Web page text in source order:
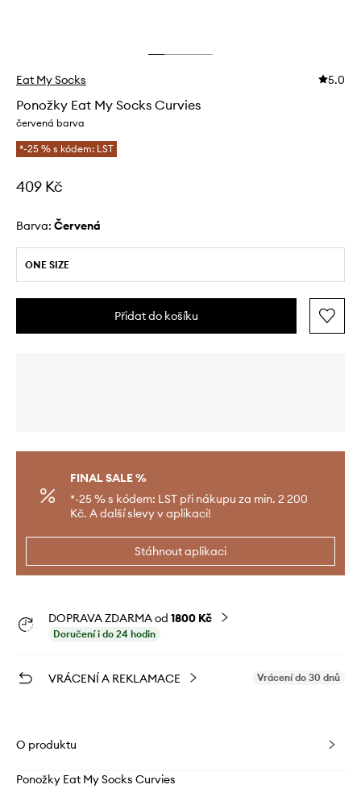
Eat My Socks 5.0
Ponožky Eat My Socks Curvies
červená barva
*-25 % s kódem: LST
409 Kč
Barva: červená
ONE SIZE
Přidat do košíku
FINAL SALE %
*-25 % s kódem: LST při nákupu za min. 2 200
Kč. A další slevy v aplikaci!
Stáhnout aplikaci
DOPRAVA ZDARMA od 1800 Kč
Doručení i do 24 hodin
VRÁCENÍ A REKLAMACE Vrácení do 30 dnů
O produktu
Ponožky Eat My Socks Curvies